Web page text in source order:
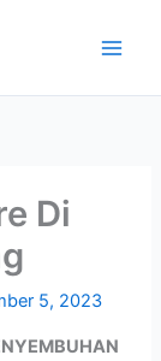
Di
5, 2023